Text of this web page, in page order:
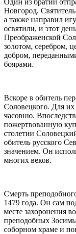
Новгород.
а также направил
освятили, и этот
Преображенской
золотом, серебром,
добром,
боярами.
Вскоре в обитель
Соловецкого. Для
часовню.
пожертвованную
столетии
обитель русского
значением. Он
многих веков.
Смерть
1479 года. Он сам
месте захоронения
преподобных
соборном храме и